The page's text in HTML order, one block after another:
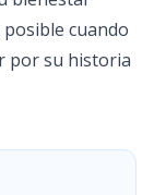
cuando
por su historia